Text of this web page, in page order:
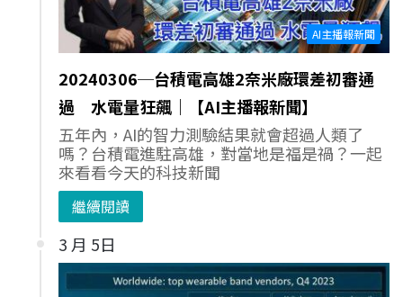
AI主播報新聞
20240306─台積電高雄2奈米廠環差初審通
過 水電量狂飆｜【AI主播報新聞】
五年內，AI的智力測驗結果就會超過人類了
嗎？台積電進駐高雄，對當地是福是禍？一起
來看看今天的科技新聞
繼續閱讀
3 月 5日